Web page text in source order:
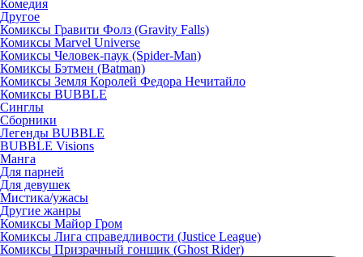
Комедия
Другое
Комиксы Гравити Фолз (Gravity Falls)
Комиксы Marvel Universe
Комиксы Человек-паук (Spider-Man)
Комиксы Бэтмен (Batman)
Комиксы Земля Королей Федора Нечитайло
Комиксы BUBBLE
Синглы
Сборники
Легенды BUBBLE
BUBBLE Visions
Манга
Для парней
Для девушек
Мистика/ужасы
Другие жанры
Комиксы Майор Гром
Комиксы Лига справедливости (Justice League)
Комиксы Призрачный гонщик (Ghost Rider)